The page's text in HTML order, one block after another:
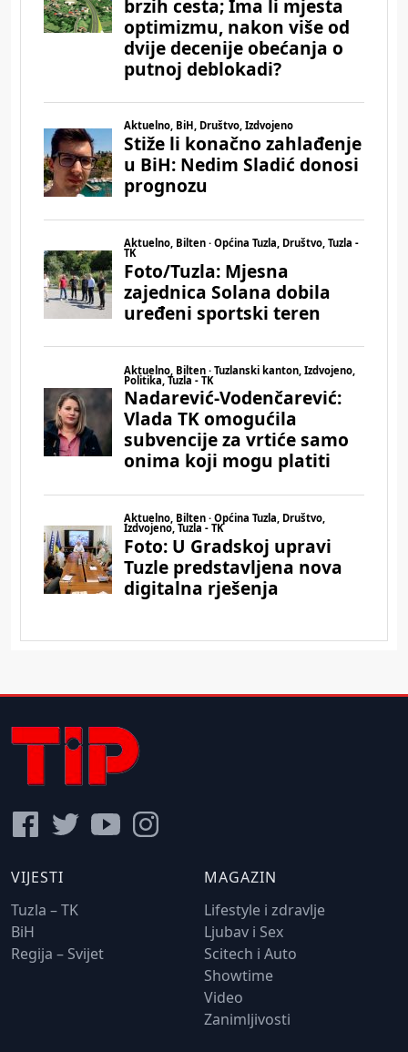
VIJESTI
Tuzla – TK
BiH
Regija – Svijet
MAGAZIN
Lifestyle i zdravlje
Ljubav i Sex
Scitech i Auto
Showtime
Video
Zanimljivosti